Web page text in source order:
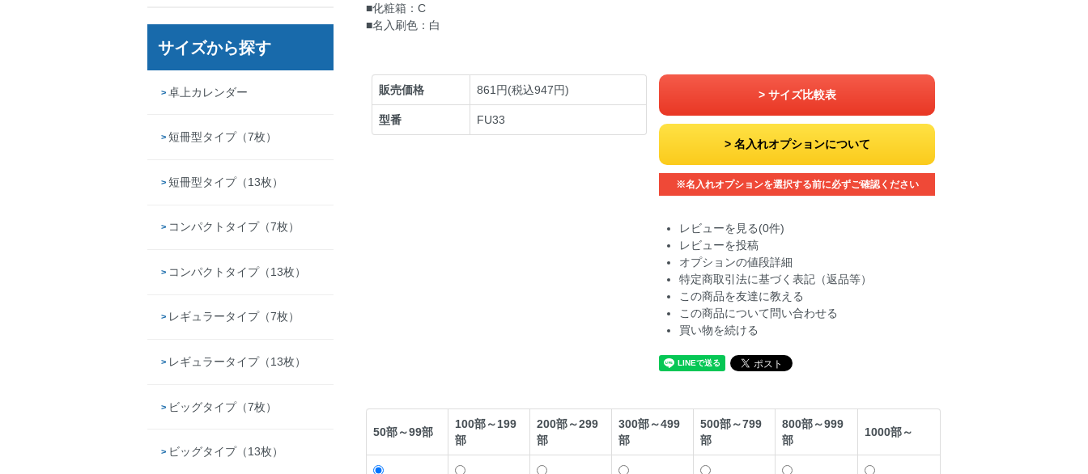
■化粧箱：C
■名入刷色：白
販売価格 861円(税込947円)
型番 FU33
サイズ比較表
名入れオプションについて
※名入れオプションを選択する前に必ずご確認ください
レビューを見る(0件)
レビューを投稿
オプションの値段詳細
特定商取引法に基づく表記（返品等）
この商品を友達に教える
この商品について問い合わせる
買い物を続ける
50部～99部
100部～199
部
200部～299
部
300部～499
部
500部～799
部
800部～999
部
1000部～
サイズから探す
卓上カレンダー
短冊型タイプ（7枚）
短冊型タイプ（13枚）
コンパクトタイプ（7枚）
コンパクトタイプ（13枚）
レギュラータイプ（7枚）
レギュラータイプ（13枚）
ビッグタイプ（7枚）
ビッグタイプ（13枚）